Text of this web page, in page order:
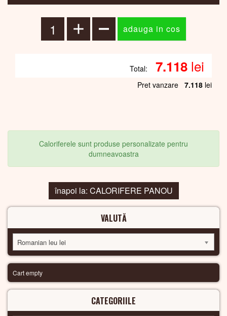
Total: 7.118 lei
Pret vanzare 7.118 lei
Caloriferele sunt produse personalizate pentru
dumneavoastra
înapoi la: CALORIFERE PANOU
VALUTĂ
Romanian leu lei
Cart empty
CATEGORIILE